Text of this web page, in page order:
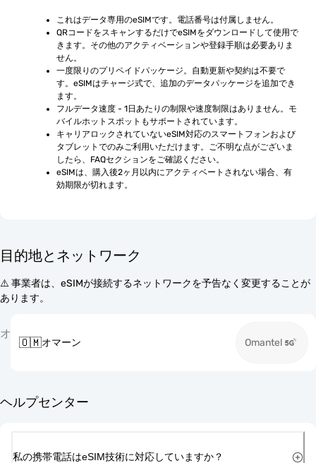
これはデータ専用のeSIMです。電話番号は付属しません。
QRコードをスキャンするだけでeSIMをダウンロードして使用で
きます。その他のアクティベーションや登録手順は必要ありま
せん。
一度限りのプリペイドパッケージ。自動更新や契約は不要で
す。eSIMはチャージ式で、追加のデータパッケージを追加でき
ます。
フルデータ速度 - 1日あたりの制限や速度制限はありません。モ
バイルホットスポットもサポートされています。
キャリアロックされていないeSIM対応のスマートフォンおよび
タブレットでのみご利用いただけます。ご不明な点がございま
したら、FAQセクションをご確認ください。
eSIMは、購入後2ヶ月以内にアクティベートされない場合、有
効期限が切れます。
目的地とネットワーク
⚠️ 事業者は、eSIMが接続するネットワークを予告なく変更することが
あります。
オ
🇴🇲オマーン Omantel
ヘルプセンター
私の携帯電話はeSIM技術に対応していますか？